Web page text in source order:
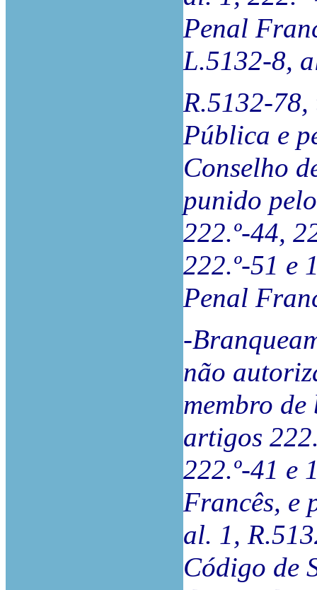
Penal
L.5132-8,
R.5132-78,
Pública e
Conselho
punido
222.º-44,
222.º-51 e
Penal
-
não
membro
artigos
222.º-41 e
Francês, e
al. 1,
Código de